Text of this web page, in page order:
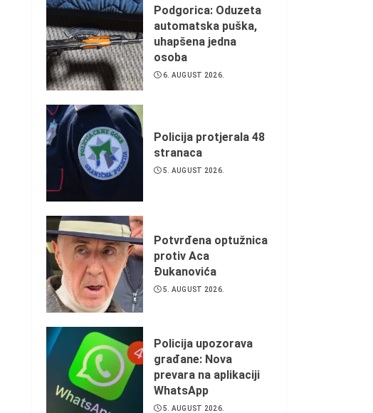
Podgorica: Oduzeta
automatska puška,
uhapšena jedna
osoba
6. AUGUST 2026.
Policija protjerala 48
stranaca
5. AUGUST 2026.
Potvrđena optužnica
protiv Aca
Đukanovića
5. AUGUST 2026.
Policija upozorava
građane: Nova
prevara na aplikaciji
WhatsApp
5. AUGUST 2026.